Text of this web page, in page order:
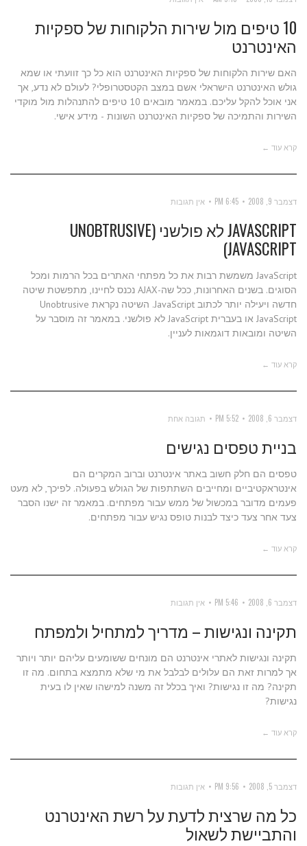
10 טיפים מול שירות הלקוחות של ספקיות
האינטרנט
האם שירות הלקוחות של ספקיות האינטרנט הוא כל כך זוועתי או שמא
גולש האינטרנט הישראלי אשם במצב הקטסטרופלי? לעולם לא נדע, אך
אני אוכל להקל עליכם. במאמר מובאים 10 טיפים להתנהלות מול מוקדי
השירות והתמיכה של ספקיות האינטרנט השונות - מידע אישי.
קרא עוד ←
דצמבר 9, 2008 6:45 PM אין תגובות
JAVASCRIPT לא פולשני (UNOBTRUSIVE
JAVASCRIPT)
JavaScript משמשת רבות את כל מפתחי האתרים בכל הרמות ומכל
הסוגים. בשנים האחרונות, ככל שה-AJAX נכנס לחיינו, מתפשטת שיטה
חדשה ויעילה יותר לכתוב JavaScript. השיטה נקראת Unobtrusive
JavaScript או בעברית JavaScript לא פולשני. במאמר זה מוסבר על
השיטה ומובאות דוגמאות לעניין.
קרא עוד ←
דצמבר 6, 2008 5:52 PM תגובה אחת
בניית טפסים נגישים
טפסים הם חלק חשוב באתר אינטרנט וברוב המקרים הם
אינטראקטיביים ומחייבים השתתפות של הגולש בפעולה. לפיכך, לא מעט
פעמים מדובר במכשול של ממש עבור מפתחים. במאמר זה ישנו הסבר
צעד אחר צעד כיצד לבנות טופס נגיש עבור מפתחים.
קרא עוד ←
דצמבר 6, 2008 5:46 PM אין תגובות
תקינה ונגישות – מדריך למתחיל ולמפתח
תקינה ונגישות לאתרי אינטרנט הם מונחים ששומעים עליהם יותר ויותר
אך למרות זאת הם עלולים לבלבל את מי שלא מתמצא בתחום. מה זו
תקינה? מה זו נגישות? ואיך בכלל זה משנה למישהו שאין לו בעית
נגישות?
קרא עוד ←
דצמבר 5, 2008 9:56 PM אין תגובות
כל מה שרצית לדעת על רשת האינטרנט
והתביישת לשאול